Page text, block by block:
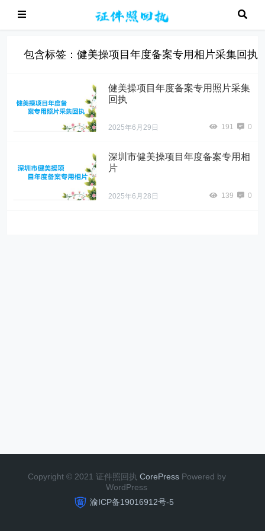
包含标签：健美操项目年度备案专用相片采集回执
健美操项目年度备案专用照片采集
回执
2025年6月29日 191 0
深圳市健美操项目年度备案专用相
片
2025年6月28日 139 0
Copyright © 2021 证件照回执 CorePress Powered by
WordPress
渝ICP备19016912号-5